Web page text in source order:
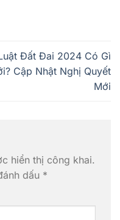
Đất Đai 2024 Có Gì
Cập Nhật Nghị Quyết
Mới
hiển thị công khai.
dấu *